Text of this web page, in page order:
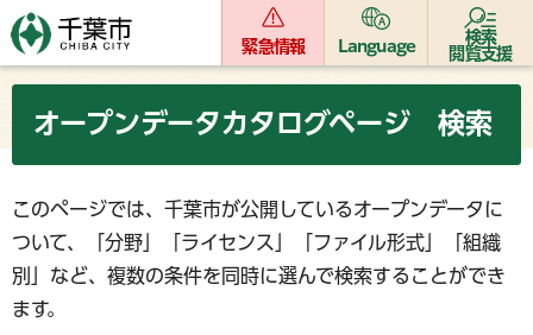
緊急情報 Language
検索
閲覧支援
オープンデータカタログページ 検索
このページでは、千葉市が公開しているオープンデータに
ついて、「分野」「ライセンス」「ファイル形式」「組織
別」など、複数の条件を同時に選んで検索することができ
ます。